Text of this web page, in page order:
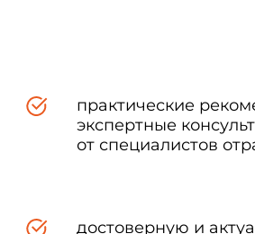
практические
экспертные
от специалистов
достоверную и